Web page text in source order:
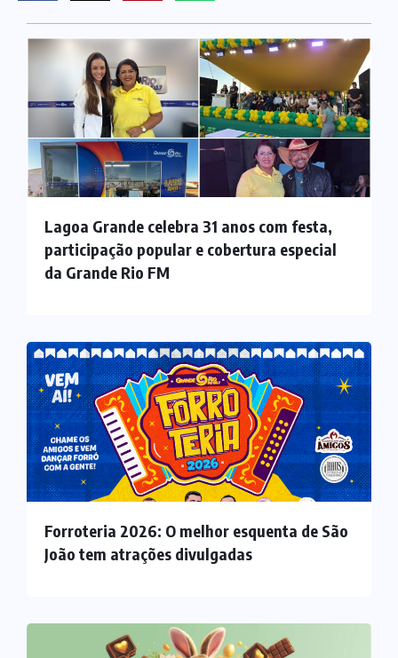
Lagoa Grande celebra 31 anos com festa,
participação popular e cobertura especial
da Grande Rio FM
Forroteria 2026: O melhor esquenta de São
João tem atrações divulgadas